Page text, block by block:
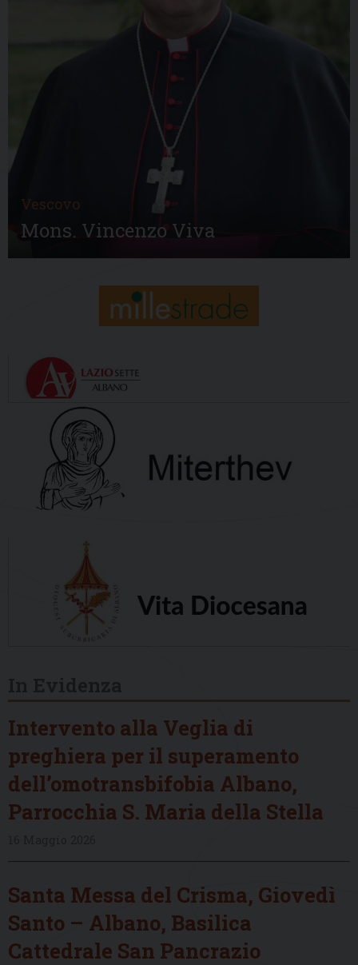
Vescovo
Mons. Vincenzo Viva
Intervento alla Veglia di
preghiera per il superamento
dell’omotransbifobia Albano,
Parrocchia S. Maria della Stella
Santa Messa del Crisma, Giovedì
Santo – Albano, Basilica
Cattedrale San Pancrazio